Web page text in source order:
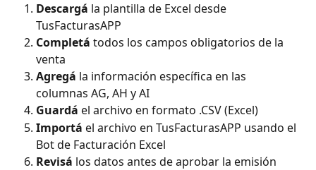
Descargá la plantilla de Excel desde
TusFacturasAPP
Completá todos los campos obligatorios de la
venta
Agregá la información específica en las
columnas AG, AH y AI
Guardá el archivo en formato .CSV (Excel)
Importá el archivo en TusFacturasAPP usando el
Bot de Facturación Excel
Revisá los datos antes de aprobar la emisión